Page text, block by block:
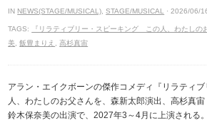
IN NEWS(STAGE/MUSICAL) ,STAGE/MUSICAL · 2026/06/
TAGS: 『リラティブリー・スピーキング この人、わたしの
美
,飯豊まりえ ,高杉真宙
アラン・エイクボーンの傑作コメディ『リラティ
人、わたしのお父さんを、森新太郎演出、高杉真宙
鈴木保奈美の出演で、2027年3～4月に上演される。